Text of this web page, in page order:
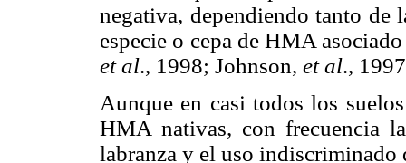
negativa, dependiendo tanto de
especie o cepa de HMA
et al., 1998; Johnson, et al.,
Aunque en casi todos los
HMA nativas, con frecuencia
labranza y el uso indiscriminado